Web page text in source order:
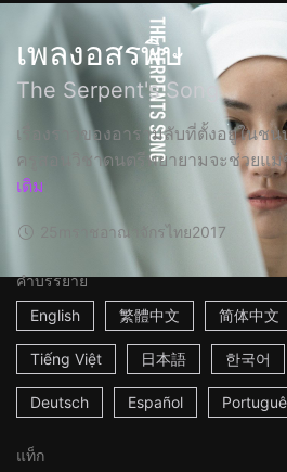
เพลงอสรพิษ
The Serpent's Song
เรื่องราวของอารามลับที่ตั้งอยู่ในช
ครูสอนวิชาดนตรีพยายามจะช่วยแ
เติม
ราชอาณาจักรไทย2017
คำบรรยาย
English
繁體中文 简体中文
Tiếng Việt 日本語 한국어
Deutsch Español
แท็ก